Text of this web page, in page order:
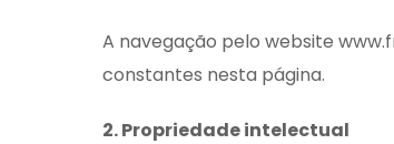
A navegação pelo website
constantes nesta página.
2. Propriedade intelectual